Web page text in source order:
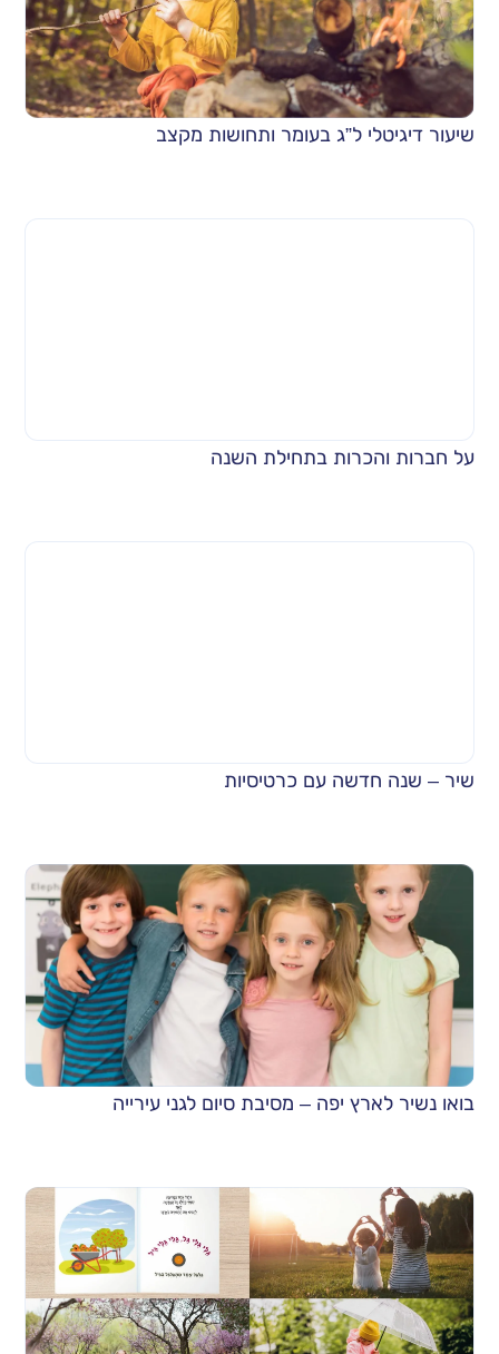
שיעור דיגיטלי ל”ג בעומר ותחושות מקצב
על חברות והכרות בתחילת השנה
שיר – שנה חדשה עם כרטיסיות
בואו נשיר לארץ יפה – מסיבת סיום לגני עירייה